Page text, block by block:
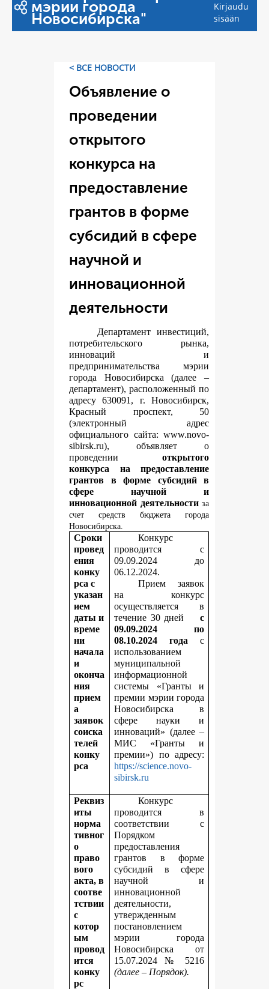
мэрии города
Новосибирска"
Kirjaudu
sisään
< ВСЕ НОВОСТИ
Объявление о
проведении
открытого
конкурса на
предоставление
грантов в форме
субсидий в сфере
научной и
инновационной
деятельности
Департамент инвестиций,
потребительского рынка,
инноваций и
предпринимательства мэрии
города Новосибирска (далее –
департамент), расположенный по
адресу 630091, г. Новосибирск,
Красный проспект, 50
(электронный адрес
официального сайта: www.novo-
sibirsk.ru), объявляет о
проведении открытого
конкурса на предоставление
грантов в форме субсидий в
сфере научной и
инновационной деятельностиза
счет средств бюджета города
Новосибирска.
Сроки
провед
ения
конку
рса с
указан
ием
даты и
време
ни
начала
и
оконча
ния
прием
а
заявок
соиска
телей
конку
рса
Конкурс
проводится с
09.09.2024 до
06.12.2024.
Прием заявок
на конкурс
осуществляется в
течение 30 дней с
09.09.2024 по
08.10.2024 года с
использованием
муниципальной
информационной
системы «Гранты и
премии мэрии города
Новосибирска в
сфере науки и
инноваций» (далее –
МИС «Гранты и
премии») по адресу:
https://science.novo-
sibirsk.ru
Реквиз
иты
норма
тивног
о
право
вого
акта, в
соотве
тствии
с
котор
ым
провод
ится
конку
рс
Конкурс
проводится в
соответствии с
Порядком
предоставления
грантов в форме
субсидий в сфере
научной и
инновационной
деятельности,
утвержденным
постановлением
мэрии города
Новосибирска от
15.07.2024 № 5216
(далее – Порядок).